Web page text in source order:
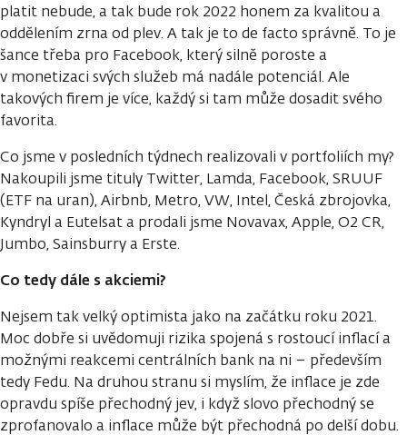
platit nebude, a tak bude rok 2022 honem za kvalitou a
oddělením zrna od plev. A tak je to de facto správně. To je
šance třeba pro Facebook, který silně poroste a
v monetizaci svých služeb má nadále potenciál. Ale
takových firem je více, každý si tam může dosadit svého
favorita.
Co jsme v posledních týdnech realizovali v portfoliích my?
Nakoupili jsme tituly Twitter, Lamda, Facebook, SRUUF
(ETF na uran), Airbnb, Metro, VW, Intel, Česká zbrojovka,
Kyndryl a Eutelsat a prodali jsme Novavax, Apple, O2 CR,
Jumbo, Sainsburry a Erste.
Co tedy dále s akciemi?
Nejsem tak velký optimista jako na začátku roku 2021.
Moc dobře si uvědomuji rizika spojená s rostoucí inflací a
možnými reakcemi centrálních bank na ni – především
tedy Fedu. Na druhou stranu si myslím, že inflace je zde
opravdu spíše přechodný jev, i když slovo přechodný se
zprofanovalo a inflace může být přechodná po delší dobu.